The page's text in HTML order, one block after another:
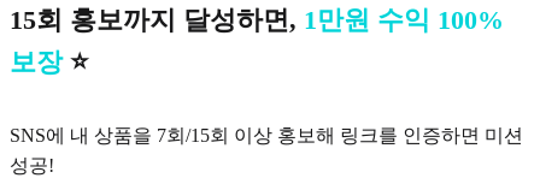
15회 홍보까지 달성하면, 1만원 수익 100%
보장⭐️
SNS에 내 상품을 7회/15회 이상 홍보해 링크를 인증하면 미션
성공!